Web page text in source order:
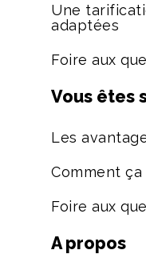
Une
adaptées
Foire aux
Vous êtes
Les
Comment ça
Foire aux
A propos